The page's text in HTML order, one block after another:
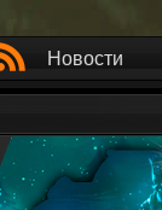
Новости